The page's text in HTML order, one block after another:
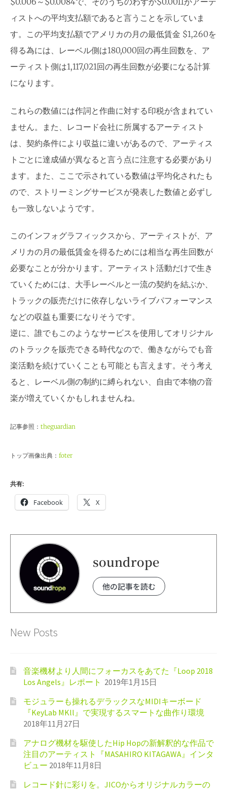
ィストへの平均支払額であると言うことを示していま
す。この平均支払額でアメリカの月の最低賃金 $1,260を
得る為には、レーベル側は180,000回の再生回数を、ア
ーティスト側は1,117,021回の再生回数が必要になる計算
になります。
これらの数値には作詞と作曲に対する印税が含まれてい
ません。また、レコード会社に所属するアーティスト
は、契約条件により収益に違いがあるので、アーティス
トごとに達成値が異なると言う点に注意する必要があり
ます。また、ここで示されている数値は平均化されたも
ので、ストリーミングサービスが発表した数値と必ずし
も一致しないようです。
このインフォグラフィックスから、アーティストが、ア
メリカの月の最低賃金を得るためには相当な再生回数が
必要なことが分かります。アーティスト活動だけで生き
ていくためには、大手レーベルと一流の契約を結ぶか、
トラックの販売だけに依存しないライブパフォーマンス
などの収益も重要になりそうです。
逆に、誰でもこのようなサービスを使用してオリジナル
のトラックを販売できる時代なので、働きながらでも音
楽活動を続けていくことも可能とも言えます。そう考え
ると、レーベル側の制約に縛られない、自由で本物の音
楽が増えていくかもしれませんね。
記事参照： theguardian
トップ画像出典： foter
共有:
Facebook X
soundrope
他の記事を読む
New Posts
音楽機材より人間にフォーカスをあてた『Loop 2018
Los Angels』レポート 2019年1月15日
モジュラーも操れるデラックスなMIDIキーボード
『KeyLab MKll』で実現するスマートな曲作り環境
2018年11月27日
アナログ機材を駆使したHip Hopの新解釈的な作品で
注目のアーティスト『MASAHIRO KITAGAWA』インタ
ビュー 2018年11月8日
レコード針に彩りを。JICOからオリジナルカラーの